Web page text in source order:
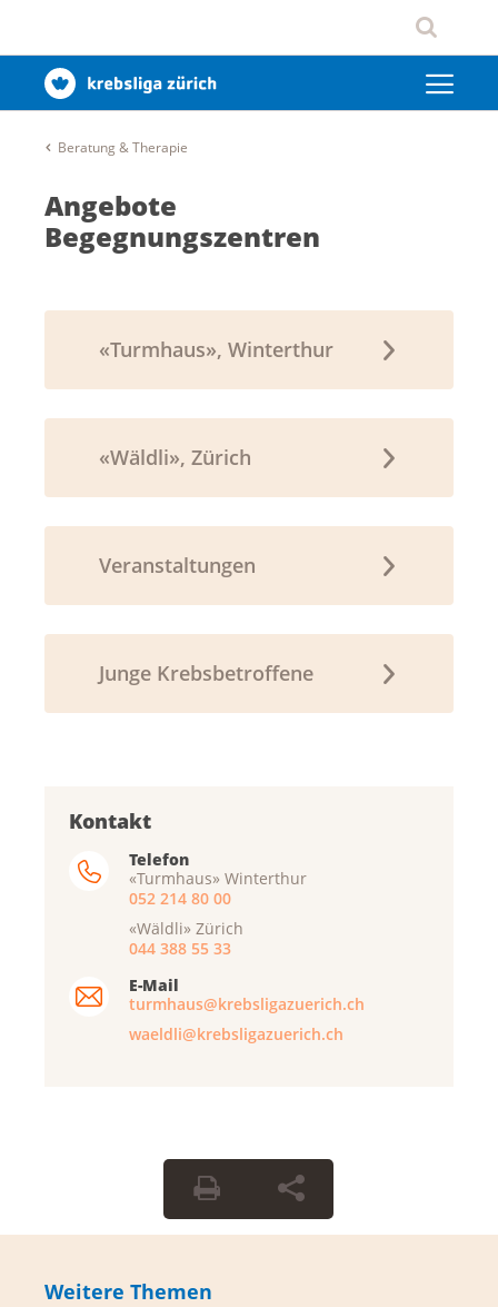
Beratung & Therapie
Angebote
Begegnungszentren
«Turmhaus», Winterthur
«Wäldli», Zürich
Veranstaltungen
Junge Krebsbetroffene
Kontakt
Telefon
«Turmhaus» Winterthur
052 214 80 00
«Wäldli» Zürich
044 388 55 33
E-Mail
turmhaus@krebsligazuerich.ch
waeldli@krebsligazuerich.ch
Weitere Themen